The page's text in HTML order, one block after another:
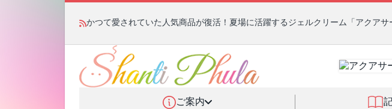
かつて愛されていた人気商品が復活！夏場に活躍するジェルクリーム「アクア
ご案内